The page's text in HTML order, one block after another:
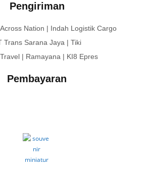
Pengiriman
Nation | Indah Logistik Cargo
Trans Sarana Jaya | Tiki
| Ramayana | KI8 Epres
Pembayaran